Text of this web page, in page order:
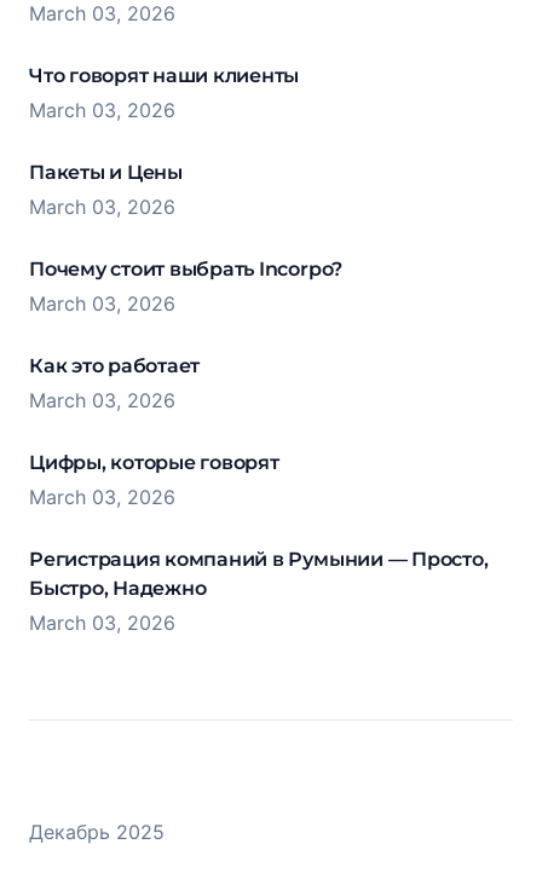
March 03, 2026
Что говорят наши клиенты
March 03, 2026
Пакеты и Цены
March 03, 2026
Почему стоит выбрать Incorpo?
March 03, 2026
Как это работает
March 03, 2026
Цифры, которые говорят
March 03, 2026
Регистрация компаний в Румынии — Просто,
Быстро, Надежно
March 03, 2026
Декабрь 2025